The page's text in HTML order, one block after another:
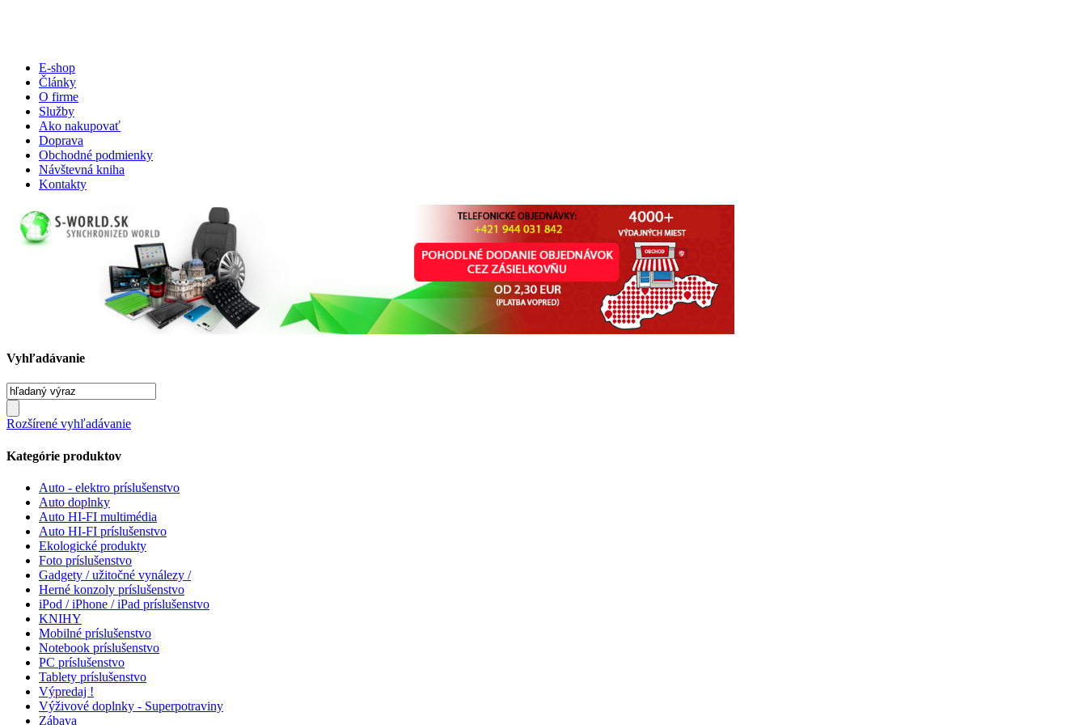
E-shop
Články
O firme
Služby
Ako nakupovať
Doprava
Obchodné podmienky
Návštevná kniha
Kontakty
Vyhľadávanie
Rozšírené vyhľadávanie
Kategórie produktov
Auto - elektro príslušenstvo
Auto doplnky
Auto HI-FI multimédia
Auto HI-FI príslušenstvo
Ekologické produkty
Foto príslušenstvo
Gadgety / užitočné vynálezy /
Herné konzoly príslušenstvo
iPod / iPhone / iPad príslušenstvo
KNIHY
Mobilné príslušenstvo
Notebook príslušenstvo
PC príslušenstvo
Tablety príslušenstvo
Výpredaj !
Výživové doplnky - Superpotraviny
Zábava